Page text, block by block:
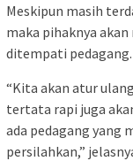
Meskipun masih
maka pihaknya
ditempati pedagang.
“Kita akan atur
tertata rapi juga
ada pedagang yang
persilahkan,”